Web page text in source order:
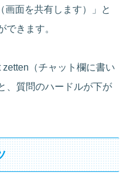
画面を共有します）」と
できます。
zetten（チャット欄に書い
、質問のハードルが下が